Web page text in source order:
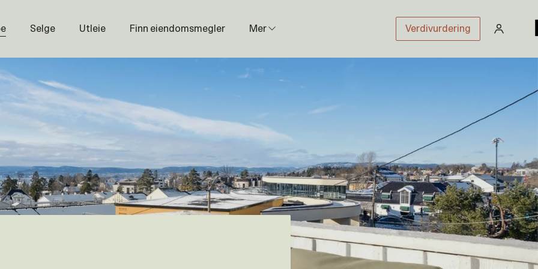
Selge Utleie Finn eiendomsmegler Mer
Prisstatistikk
Magasin
Åpenhetsloven
Prisliste
Karriere
Verdivurdering